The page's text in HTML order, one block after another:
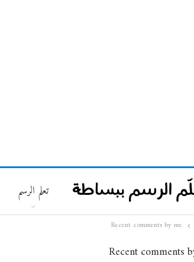
تعلم الرسم
Recent comments by me
Recent comments